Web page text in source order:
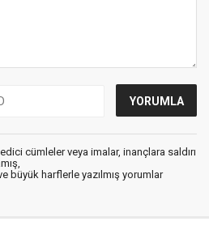
cümleler veya imalar, inançlara saldırı
büyük harflerle yazılmış yorumlar